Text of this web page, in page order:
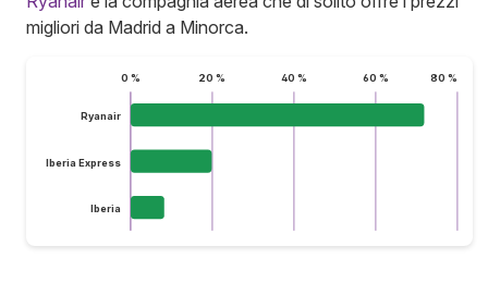
migliori da Madrid a Minorca.
0 % 20 % 40 % 60 % 80 %
Ryanair
Iberia Express
Iberia